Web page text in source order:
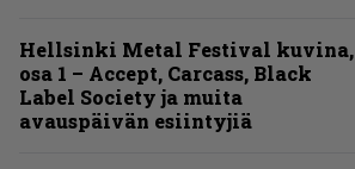
Hellsinki Metal Festival kuvina,
osa 1 – Accept, Carcass, Black
Label Society ja muita
avauspäivän esiintyjiä